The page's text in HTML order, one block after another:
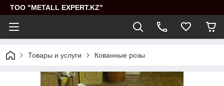
ТОО "METALL EXPERT.KZ"
Товары и услуги Кованные розы